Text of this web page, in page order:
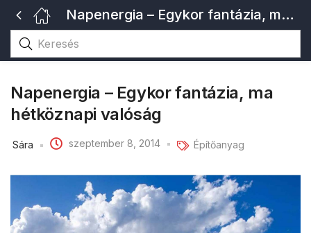
Napenergia – Egykor fantázia, ma hétköznapi valóság
Napenergia – Egykor fantázia, ma
hétköznapi valóság
Sára szeptember 8, 2014 Építőanyag